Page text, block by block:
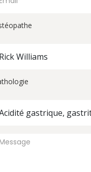
Rick Williams
gastrique,